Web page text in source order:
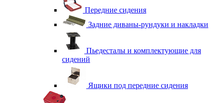
Передние сидения
Задние диваны-рундуки и накладки
Пьедесталы и комплектующие для
сидений
Ящики под передние сидения